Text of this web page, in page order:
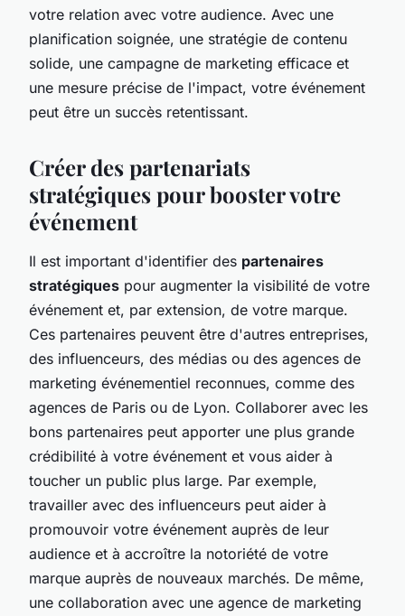
votre relation avec votre audience. Avec une
planification soignée, une stratégie de contenu
solide, une campagne de marketing efficace et
une mesure précise de l'impact, votre événement
peut être un succès retentissant.
Créer des partenariats
stratégiques pour booster votre
événement
Il est important d'identifier des partenaires
stratégiques pour augmenter la visibilité de votre
événement et, par extension, de votre marque.
Ces partenaires peuvent être d'autres entreprises,
des influenceurs, des médias ou des agences de
marketing événementiel reconnues, comme des
agences de Paris ou de Lyon. Collaborer avec les
bons partenaires peut apporter une plus grande
crédibilité à votre événement et vous aider à
toucher un public plus large. Par exemple,
travailler avec des influenceurs peut aider à
promouvoir votre événement auprès de leur
audience et à accroître la notoriété de votre
marque auprès de nouveaux marchés. De même,
une collaboration avec une agence de marketing